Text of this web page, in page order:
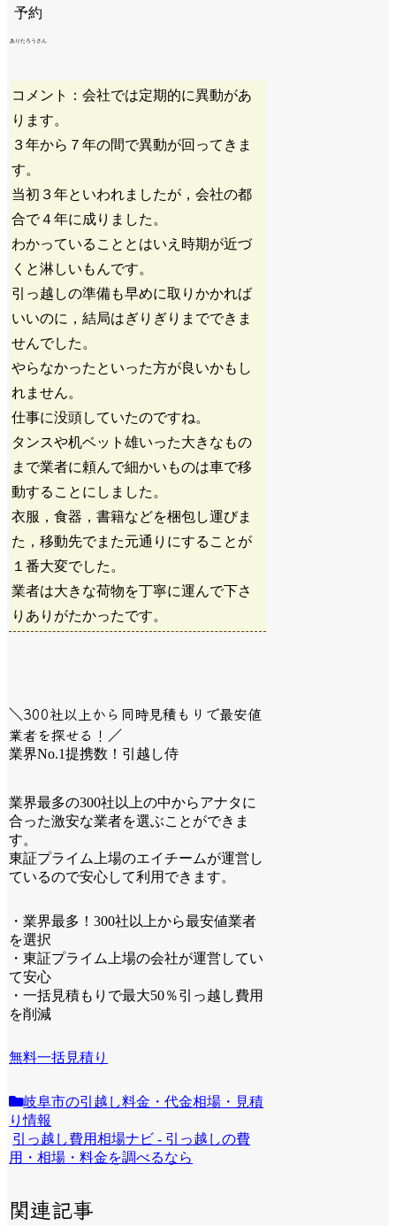
ありたろうさん
コメント：会社では定期的に異動があ
ります。
３年から７年の間で異動が回ってきま
す。
当初３年といわれましたが，会社の都
合で４年に成りました。
わかっていることとはいえ時期が近づ
くと淋しいもんです。
引っ越しの準備も早めに取りかかれば
いいのに，結局はぎりぎりまでできま
せんでした。
やらなかったといった方が良いかもし
れません。
仕事に没頭していたのですね。
タンスや机ベット雄いった大きなもの
まで業者に頼んで細かいものは車で移
動することにしました。
衣服，食器，書籍などを梱包し運びま
た，移動先でまた元通りにすることが
１番大変でした。
業者は大きな荷物を丁寧に運んで下さ
りありがたかったです。
＼300社以上から同時見積もりで最安値
業者を探せる！／
業界No.1提携数！引越し侍
業界最多の300社以上の中からアナタに
合った激安な業者を選ぶことができま
す。
東証プライム上場のエイチームが運営し
ているので安心して利用できます。
・業界最多！300社以上から最安値業者
を選択
・東証プライム上場の会社が運営してい
て安心
・一括見積もりで最大50％引っ越し費用
を削減
無料一括見積り
岐阜市の引越し料金・代金相場・見積
り情報
引っ越し費用相場ナビ - 引っ越しの費
用・相場・料金を調べるなら
関連記事